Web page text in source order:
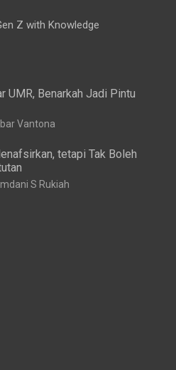
Z with Knowledge
UMR, Benarkah Jadi Pintu
Vantona
tetapi Tak Boleh
S Rukiah